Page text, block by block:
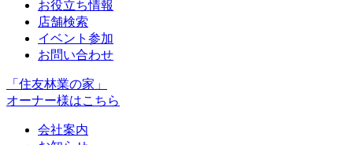
お役立ち情報
店舗検索
イベント参加
お問い合わせ
「住友林業の家」
オーナー様はこちら
会社案内